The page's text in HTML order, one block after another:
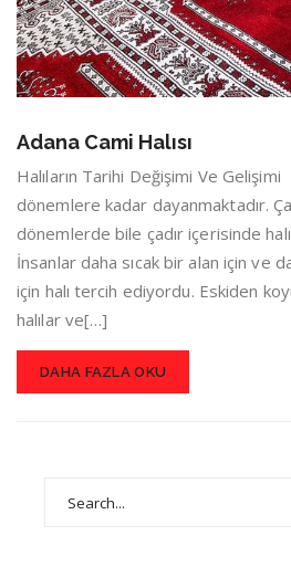
Adana Cami Halısı
Halıların Tarihi Değişimi Ve
dönemlere kadar dayanmaktadır.
dönemlerde bile çadır içerisinde halı
İnsanlar daha sıcak bir alan için ve
için halı tercih ediyordu. Eskiden
halılar ve[…]
DAHA FAZLA OKU